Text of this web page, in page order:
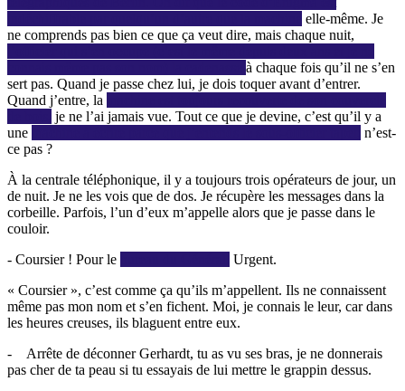
elle-même. Je
ne comprends pas bien ce que ça veut dire, mais chaque nuit,
à chaque fois qu’il ne s’en
sert pas. Quand je passe chez lui, je dois toquer avant d’entrer.
Quand j’entre, la
je ne l’ai jamais vue. Tout ce que je devine, c’est qu’il y a
une
n’est-
ce pas ?
À la centrale téléphonique, il y a toujours trois opérateurs de jour, un
de nuit. Je ne les vois que de dos. Je récupère les messages dans la
corbeille. Parfois, l’un d’eux m’appelle alors que je passe dans le
couloir.
- Coursier ! Pour le
Urgent.
« Coursier », c’est comme ça qu’ils m’appellent. Ils ne connaissent
même pas mon nom et s’en fichent. Moi, je connais le leur, car dans
les heures creuses, ils blaguent entre eux.
- Arrête de déconner Gerhardt, tu as vu ses bras, je ne donnerais
pas cher de ta peau si tu essayais de lui mettre le grappin dessus.